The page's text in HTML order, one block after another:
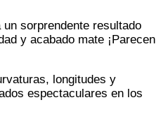
sorprendente resultado
y acabado mate ¡Parecen
longitudes y
espectaculares en los